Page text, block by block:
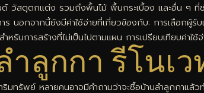
วัสดุตกแต่ง รวมถึงพื้นไม้ พื้นกระเบื้อง และอื่น ๆ ที่ช่
นอกจากนี้ยังมีค่าใช้จ่ายที่เกี่ยวข้องกับ: การเลือกผู้รับ
หรับการสร้างที่ไม่เป็นไปตามแผน การเปรียบเทียบค่าใช้
ลูกกา รีโนเว
มทรัพย์ หลายคนอาจมีคำถามว่าจะซื้อบ้านลำลูกกาแล้ว